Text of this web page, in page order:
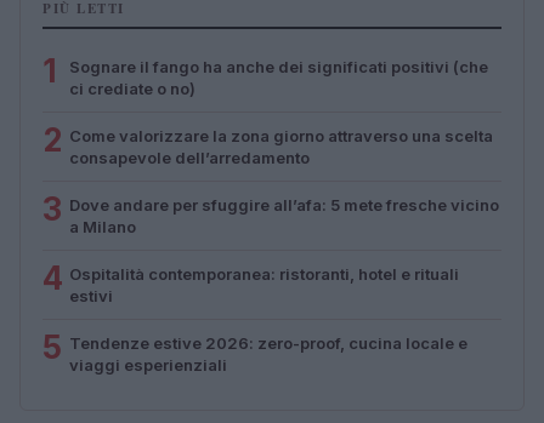
PIÙ LETTI
1
Sognare il fango ha anche dei significati positivi (che
ci crediate o no)
2 Come valorizzare la zona giorno attraverso una scelta
consapevole dell’arredamento
3 Dove andare per sfuggire all’afa: 5 mete fresche vicino
a Milano
4 Ospitalità contemporanea: ristoranti, hotel e rituali
estivi
5 Tendenze estive 2026: zero-proof, cucina locale e
viaggi esperienziali